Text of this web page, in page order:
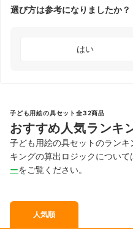
選び方は参考になりましたか？
はい
子ども用絵の具セット全32商品
おすすめ人気ランキ
子ども用絵の具セットのラン
キングの算出ロジックについて
ーをご覧ください。
人気順